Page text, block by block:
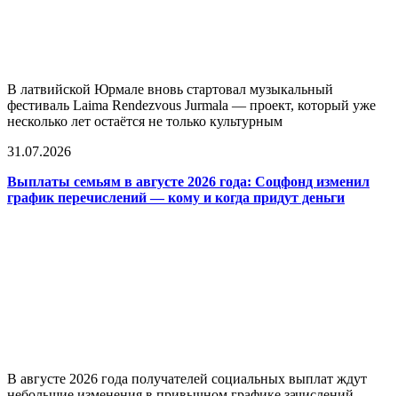
В латвийской Юрмале вновь стартовал музыкальный
фестиваль Laima Rendezvous Jurmala — проект, который уже
несколько лет остаётся не только культурным
31.07.2026
Выплаты семьям в августе 2026 года: Соцфонд изменил
график перечислений — кому и когда придут деньги
В августе 2026 года получателей социальных выплат ждут